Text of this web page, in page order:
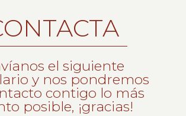
el siguiente
y nos pondremos
contigo lo más
posible, ¡gracias!